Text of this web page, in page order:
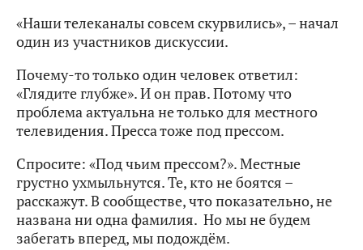
«Наши телеканалы совсем скурвились», – начал
один из участников дискуссии.
Почему-то только один человек ответил:
«Глядите глубже». И он прав. Потому что
проблема актуальна не только для местного
телевидения. Пресса тоже под прессом.
Спросите: «Под чьим прессом?». Местные
грустно ухмыльнутся. Те, кто не боятся –
расскажут. В сообществе, что показательно, не
названа ни одна фамилия. Но мы не будем
забегать вперед, мы подождём.